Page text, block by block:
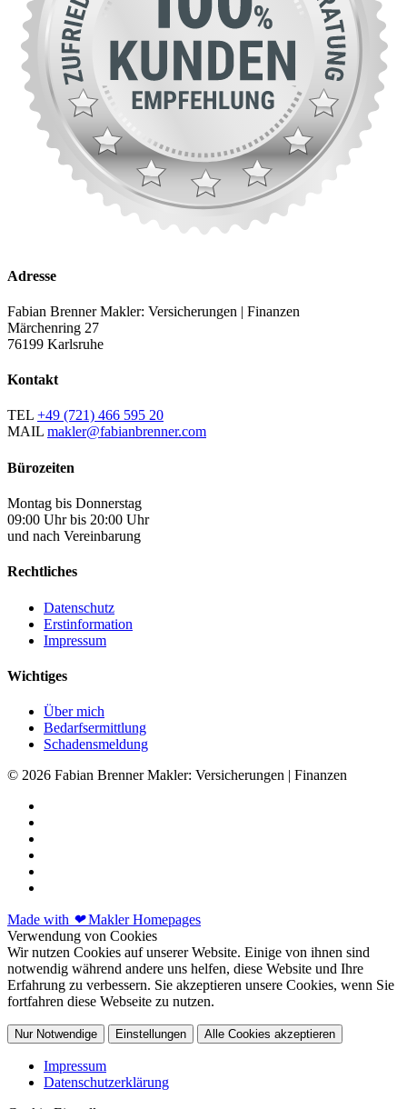
Adresse
Fabian Brenner Makler: Versicherungen | Finanzen
Märchenring 27
76199 Karlsruhe
Kontakt
TEL +49 (721) 466 595 20
MAIL makler@fabianbrenner.com
Bürozeiten
Montag bis Donnerstag
09:00 Uhr bis 20:00 Uhr
und nach Vereinbarung
Rechtliches
Datenschutz
Erstinformation
Impressum
Wichtiges
Über mich
Bedarfsermittlung
Schadensmeldung
© 2026 Fabian Brenner Makler: Versicherungen | Finanzen
Made with ❤Makler Homepages
Verwendung von Cookies
Wir nutzen Cookies auf unserer Website. Einige von ihnen sind
notwendig während andere uns helfen, diese Website und Ihre
Erfahrung zu verbessern. Sie akzeptieren unsere Cookies, wenn Sie
fortfahren diese Webseite zu nutzen.
Nur Notwendige Einstellungen Alle Cookies akzeptieren
Impressum
Datenschutzerklärung